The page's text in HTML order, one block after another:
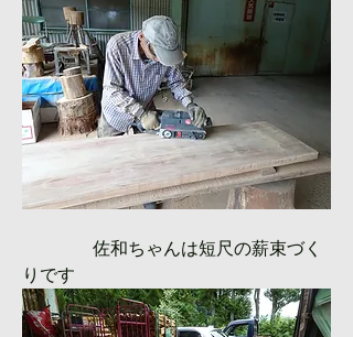
佐和ちゃんは短尺の薪束づく
りです